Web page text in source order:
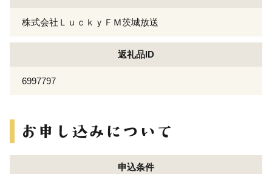
株式会社ＬｕｃｋｙＦＭ茨城放送
返礼品ID
6997797
申込条件